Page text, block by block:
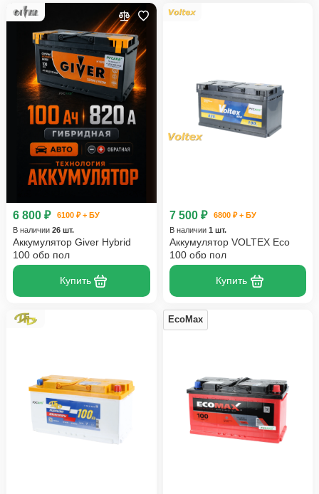
C-klasse AMG Mercedes-Benz
6 800 ₽
6100 ₽ + БУ
В наличии 26 шт.
Аккумулятор Giver Hybrid
100 обр пол
Купить
7 500 ₽
6800 ₽ + БУ
В наличии 1 шт.
Аккумулятор VOLTEX Eco
100 обр пол
Купить
EcoMax